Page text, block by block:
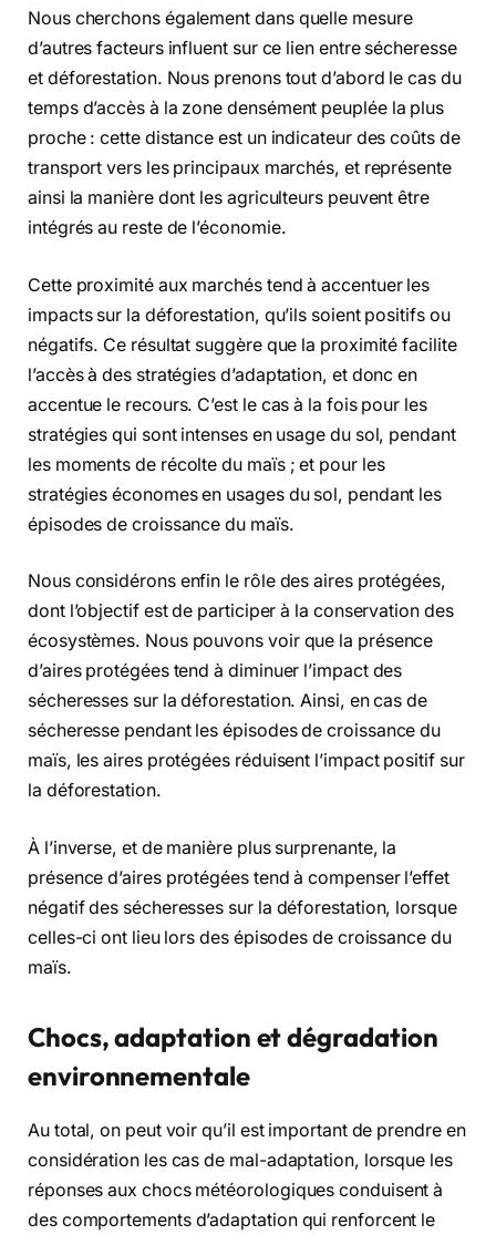
Nous cherchons également dans quelle mesure
d’autres facteurs influent sur ce lien entre sécheresse
et déforestation. Nous prenons tout d’abord le cas du
temps d’accès à la zone densément peuplée la plus
proche : cette distance est un indicateur des coûts de
transport vers les principaux marchés, et représente
ainsi la manière dont les agriculteurs peuvent être
intégrés au reste de l’économie.
Cette proximité aux marchés tend à accentuer les
impacts sur la déforestation, qu’ils soient positifs ou
négatifs. Ce résultat suggère que la proximité facilite
l’accès à des stratégies d’adaptation, et donc en
accentue le recours. C’est le cas à la fois pour les
stratégies qui sont intenses en usage du sol, pendant
les moments de récolte du maïs ; et pour les
stratégies économes en usages du sol, pendant les
épisodes de croissance du maïs.
Nous considérons enfin le rôle des aires protégées,
dont l’objectif est de participer à la conservation des
écosystèmes. Nous pouvons voir que la présence
d’aires protégées tend à diminuer l’impact des
sécheresses sur la déforestation. Ainsi, en cas de
sécheresse pendant les épisodes de croissance du
maïs, les aires protégées réduisent l’impact positif sur
la déforestation.
À l’inverse, et de manière plus surprenante, la
présence d’aires protégées tend à compenser l’effet
négatif des sécheresses sur la déforestation, lorsque
celles-ci ont lieu lors des épisodes de croissance du
maïs.
Chocs, adaptation et dégradation
environnementale
Au total, on peut voir qu’il est important de prendre en
considération les cas de mal-adaptation, lorsque les
réponses aux chocs météorologiques conduisent à
des comportements d’adaptation qui renforcent le